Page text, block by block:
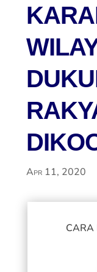
Apr 11, 2020
CARA